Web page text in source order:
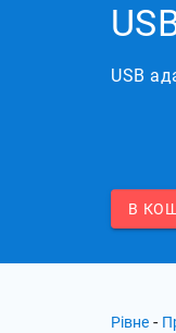
USB
В
Рівне -